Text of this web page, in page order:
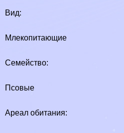
Вид:
Млекопитающие
Семейство:
Псовые
Ареал обитания: